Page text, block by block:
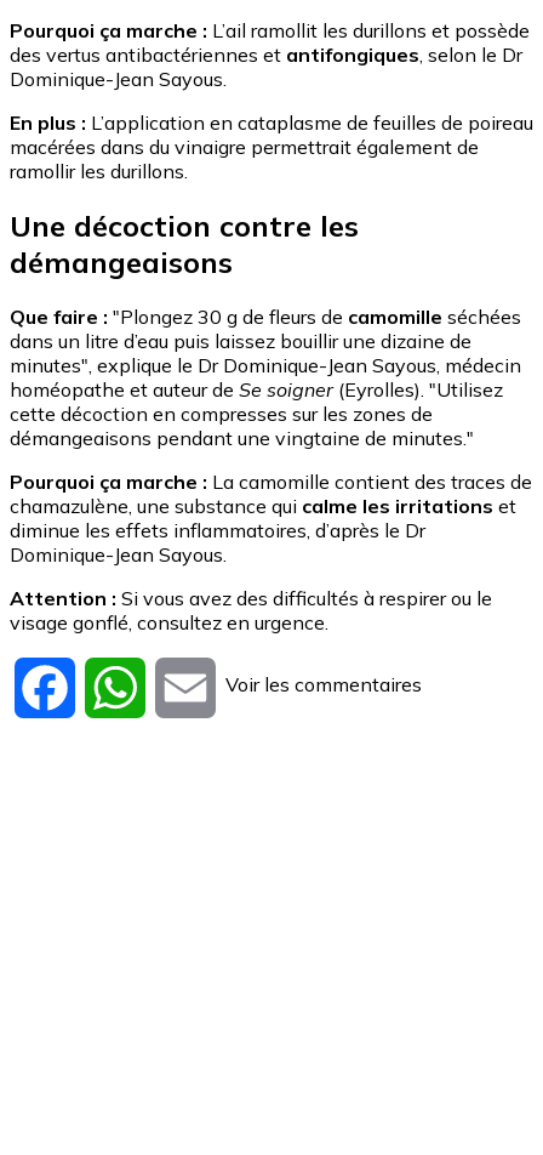
Pourquoi ça marche : L’ail ramollit les durillons et possède
des vertus antibactériennes et antifongiques , selon le Dr
Dominique-Jean Sayous.
En plus : L’application en cataplasme de feuilles de poireau
macérées dans du vinaigre permettrait également de
ramollir les durillons.
Une décoction contre les
démangeaisons
Que faire : "Plongez 30 g de fleurs de camomille séchées
dans un litre d’eau puis laissez bouillir une dizaine de
minutes", explique le Dr Dominique-Jean Sayous, médecin
homéopathe et auteur de Se soigner(Eyrolles). "Utilisez
cette décoction en compresses sur les zones de
démangeaisons pendant une vingtaine de minutes."
Pourquoi ça marche : La camomille contient des traces de
chamazulène, une substance qui calme les irritations et
diminue les effets inflammatoires, d’après le Dr
Dominique-Jean Sayous.
Attention : Si vous avez des difficultés à respirer ou le
visage gonflé, consultez en urgence.
Facebook WhatsApp
Email
Voir les commentaires